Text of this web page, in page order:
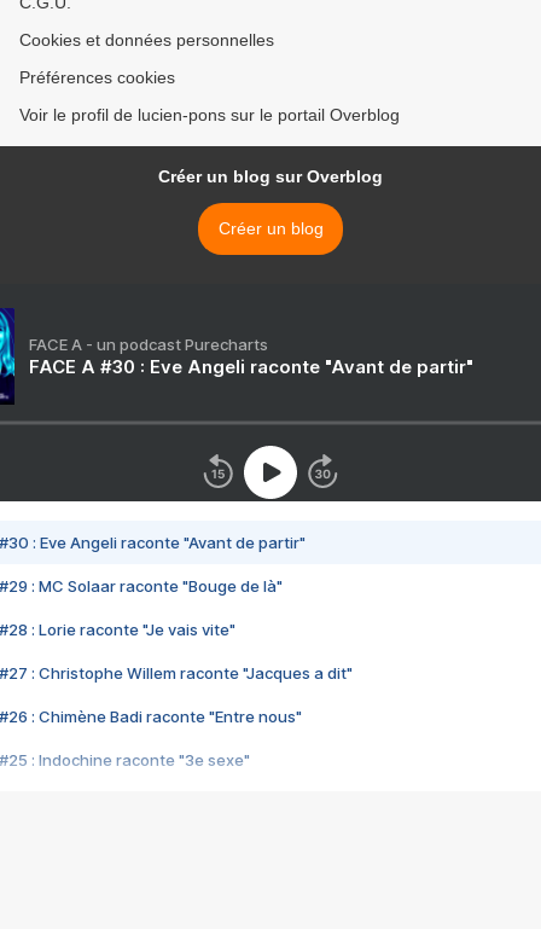
Cookies et données personnelles
Préférences cookies
Voir le profil de lucien-pons sur le portail Overblog
Créer un blog sur Overblog
Créer un blog
FACE A - un podcast Purecharts
FACE A #30 : Eve Angeli raconte "Avant de partir"
#30 : Eve Angeli raconte "Avant de partir"
#29 : MC Solaar raconte "Bouge de là"
#28 : Lorie raconte "Je vais vite"
#27 : Christophe Willem raconte "Jacques a dit"
#26 : Chimène Badi raconte "Entre nous"
#25 : Indochine raconte "3e sexe"